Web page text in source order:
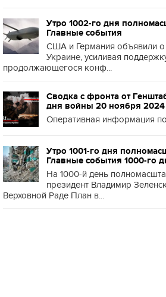
Утро 1002-го дня
Главные события
США и Германия объявили
Украине, усиливая
продолжающегося конф...
Сводка с фронта от
дня войны 20 ноября 2024
Оперативная информация
Утро 1001-го дня
Главные события 1000-го
На 1000-й день
президент Владимир
Верховной Раде План в...